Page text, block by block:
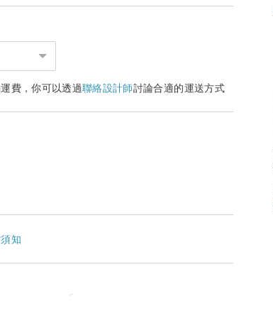
費，你可以透過聯絡設計師討論合適的運送方式
知